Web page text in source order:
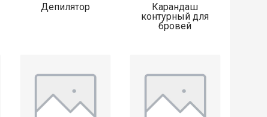
Депилятор
Карандаш
контурный для
бровей